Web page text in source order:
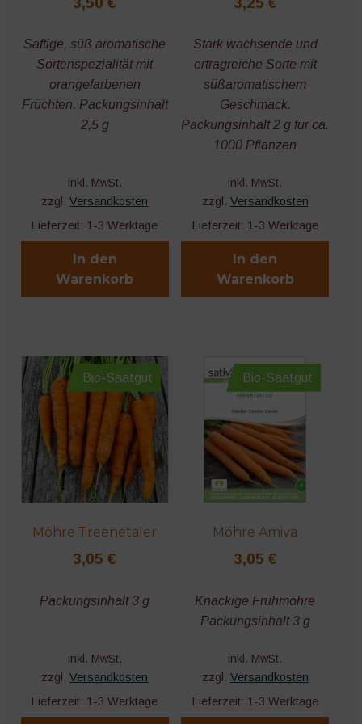
öffnen
Ernte und Lagerung
Bücher und Kalender
Microgreens
Saftige, süß aromatische
Sortenspezialität mit
orangefarbenen
Früchten. Packungsinhalt
2,5 g
inkl. MwSt.
zzgl.Versandkosten
Lieferzeit: 1-3 Werktage
In den
Warenkorb
Stark wachsende und
ertragreiche Sorte mit
süßaromatischem
Geschmack.
Packungsinhalt 2 g für ca.
1000 Pflanzen
inkl. MwSt.
zzgl. Versandkosten
Lieferzeit: 1-3 Werktage
In den
Warenkorb
Bio-Saatgut
Möhre Treenetaler
3,05€
Packungsinhalt 3 g
inkl. MwSt.
zzgl.Versandkosten
Lieferzeit: 1-3 Werktage
Bio-Saatgut
Möhre Amiva
3,05 €
Knackige Frühmöhre
Packungsinhalt 3 g
inkl. MwSt.
zzgl. Versandkosten
Lieferzeit: 1-3 Werktage